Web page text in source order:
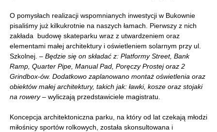
O pomysłach realizacji wspomnianych inwestycji w Bukownie
pisaliśmy już kilkukrotnie na naszych łamach. Pierwszy z nich
zakłada budowę skateparku wraz z utwardzeniem oraz
elementami małej architektury i oświetleniem solarnym przy ul.
Szkolnej. – Będzie się on składać z: Platformy Street, Bank
Ramp, Quarter Pipe, Manual Pad, Poręczy Prostej oraz 2
Grindbox-ów. Dodatkowo zaplanowano montaż oświetlenia oraz
obiektów małej architektury, takich jak: ławki, kosze oraz stojaki
na rowery– wyliczają przedstawiciele magistratu.
Koncepcja architektoniczna parku, na który od lat czekają młodzi
miłośnicy sportów rolkowych, została skonsultowana i